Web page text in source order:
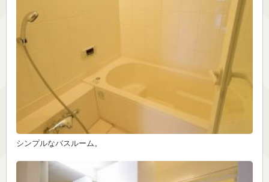
シンプルなバスルーム。